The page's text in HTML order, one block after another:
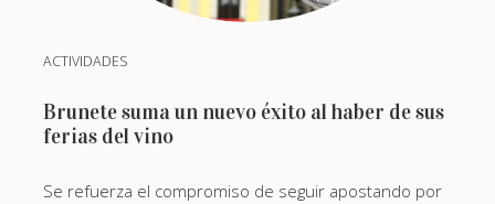
ACTIVIDADES
Brunete suma un nuevo éxito al haber de sus
ferias del vino
Se refuerza el compromiso de seguir apostando por